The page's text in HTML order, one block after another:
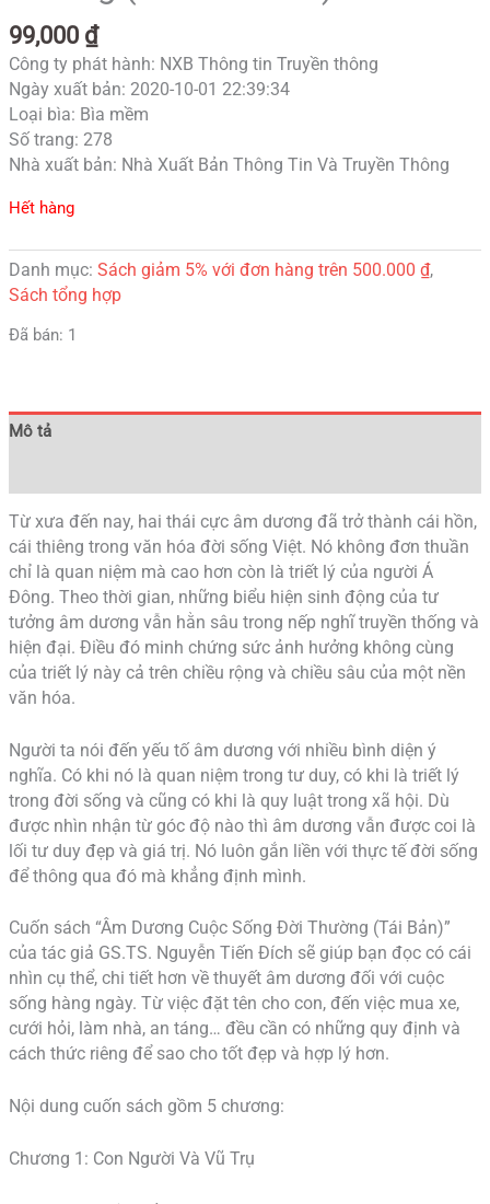
99,000 ₫
Công ty phát hành: NXB Thông tin Truyền thông
Ngày xuất bản: 2020-10-01 22:39:34
Loại bìa: Bìa mềm
Số trang: 278
Nhà xuất bản: Nhà Xuất Bản Thông Tin Và Truyền Thông
Hết hàng
Danh mục: Sách giảm 5% với đơn hàng trên 500.000 ₫,
Sách tổng hợp
Đã bán: 1
Mô tả
Từ xưa đến nay, hai thái cực âm dương đã trở thành cái hồn,
cái thiêng trong văn hóa đời sống Việt. Nó không đơn thuần
chỉ là quan niệm mà cao hơn còn là triết lý của người Á
Đông. Theo thời gian, những biểu hiện sinh động của tư
tưởng âm dương vẫn hằn sâu trong nếp nghĩ truyền thống và
hiện đại. Điều đó minh chứng sức ảnh hưởng không cùng
của triết lý này cả trên chiều rộng và chiều sâu của một nền
văn hóa.
Người ta nói đến yếu tố âm dương với nhiều bình diện ý
nghĩa. Có khi nó là quan niệm trong tư duy, có khi là triết lý
trong đời sống và cũng có khi là quy luật trong xã hội. Dù
được nhìn nhận từ góc độ nào thì âm dương vẫn được coi là
lối tư duy đẹp và giá trị. Nó luôn gắn liền với thực tế đời sống
để thông qua đó mà khẳng định mình.
Cuốn sách “Âm Dương Cuộc Sống Đời Thường (Tái Bản)”
của tác giả GS.TS. Nguyễn Tiến Đích sẽ giúp bạn đọc có cái
nhìn cụ thể, chi tiết hơn về thuyết âm dương đối với cuộc
sống hàng ngày. Từ việc đặt tên cho con, đến việc mua xe,
cưới hỏi, làm nhà, an táng… đều cần có những quy định và
cách thức riêng để sao cho tốt đẹp và hợp lý hơn.
Nội dung cuốn sách gồm 5 chương:
Chương 1: Con Người Và Vũ Trụ